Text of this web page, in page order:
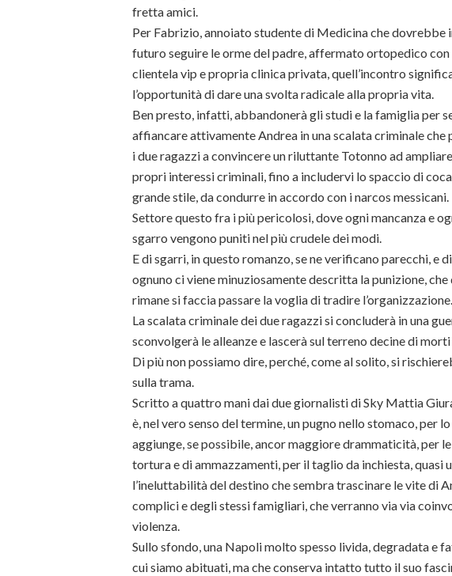
fretta amici.
Per Fabrizio, annoiato studente di Medicina che dovrebbe
futuro seguire le orme del padre, affermato ortopedico con
clientela vip e propria clinica privata, quell’incontro
l’opportunità di dare una svolta radicale alla propria vita.
Ben presto, infatti, abbandonerà gli studi e la famiglia per
affiancare attivamente Andrea in una scalata criminale che
i due ragazzi a convincere un riluttante Totonno ad
propri interessi criminali, fino a includervi lo spaccio di
grande stile, da condurre in accordo con i narcos messicani.
Settore questo fra i più pericolosi, dove ogni mancanza e
sgarro vengono puniti nel più crudele dei modi.
E di sgarri, in questo romanzo, se ne verificano parecchi, e di
ognuno ci viene minuziosamente descritta la punizione, che
rimane si faccia passare la voglia di tradire l’organizzazione.
La scalata criminale dei due ragazzi si concluderà in una
sconvolgerà le alleanze e lascerà sul terreno decine di
Di più non possiamo dire, perché, come al solito, si
sulla trama.
Scritto a quattro mani dai due giornalisti di Sky Mattia
è, nel vero senso del termine, un pugno nello stomaco, per
aggiunge, se possibile, ancor maggiore drammaticità, per
tortura e di ammazzamenti, per il taglio da inchiesta,
l’ineluttabilità del destino che sembra trascinare le vite di
complici e degli stessi famigliari, che verranno via via
violenza.
Sullo sfondo, una Napoli molto spesso livida, degradata e
cui siamo abituati, ma che conserva intatto tutto il suo